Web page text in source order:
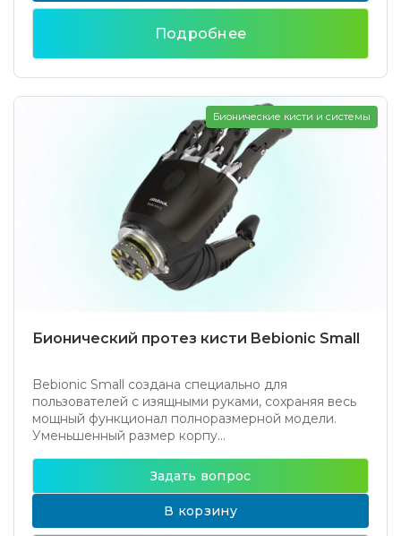
Подробнее
Бионический протез кисти Bebionic Small
Bebionic Small создана специально для
пользователей с изящными руками, сохраняя весь
мощный функционал полноразмерной модели.
Уменьшенный размер корпу...
Бионические кисти и системы
Задать вопрос
В корзину